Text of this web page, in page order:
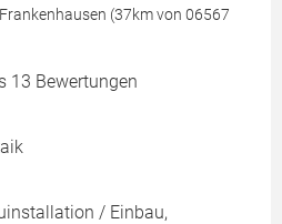
(37km von 06567
13 Bewertungen
/ Einbau,